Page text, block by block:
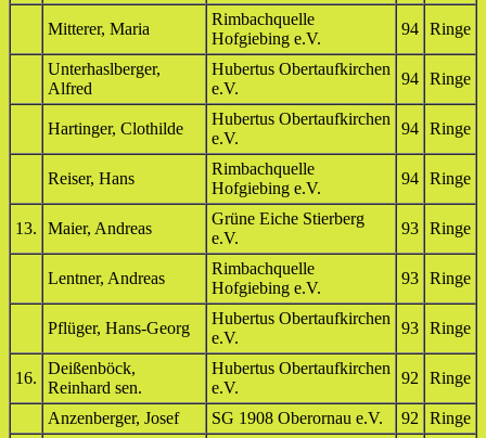
Mitterer, Maria
Rimbachquelle
Hofgiebing e.V.
94 Ringe
Unterhaslberger,
Alfred
Hubertus Obertaufkirchen
e.V.
94 Ringe
Hartinger, Clothilde
Hubertus Obertaufkirchen
e.V.
94 Ringe
Reiser, Hans
Rimbachquelle
Hofgiebing e.V.
94 Ringe
13. Maier, Andreas
Grüne Eiche Stierberg
e.V.
93 Ringe
Lentner, Andreas
Rimbachquelle
Hofgiebing e.V.
93 Ringe
Pflüger, Hans-Georg
Hubertus Obertaufkirchen
e.V.
93 Ringe
16.
Deißenböck,
Reinhard sen.
Hubertus Obertaufkirchen
e.V.
92 Ringe
Anzenberger, Josef SG 1908 Oberornau e.V. 92 Ringe